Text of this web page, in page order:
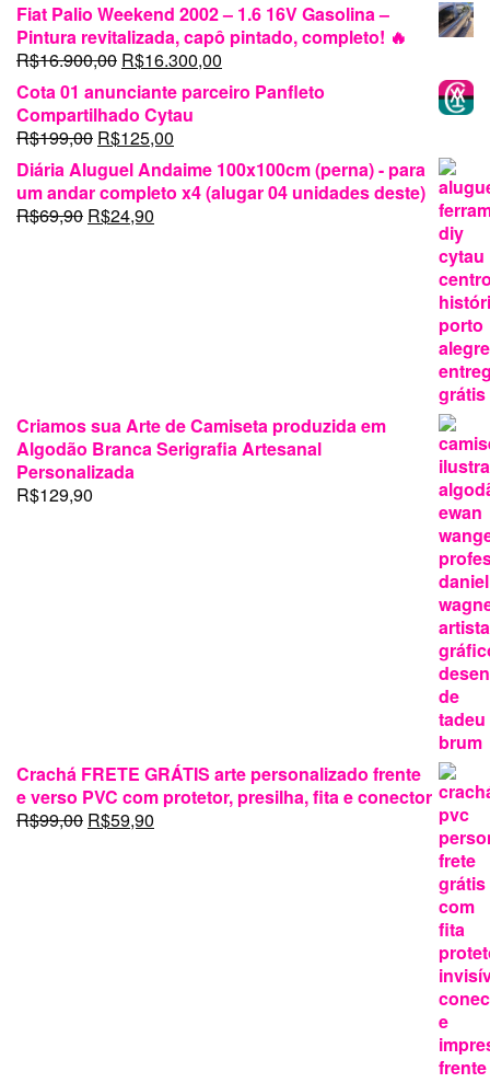
Fiat Palio Weekend 2002 – 1.6 16V Gasolina –
Pintura revitalizada, capô pintado, completo! 🔥
R$16.900,00 O
preço
original
era:
R$16.900,00.
R$16.300,00O
preço
atual
Cota 01 anunciante parceiro Panfleto
Compartilhado Cytau
R$199,00 O
preço
original
era:
R$199,00.
R$125,00O
preço
atual
é:
Diária Aluguel Andaime 100x100cm (perna) - para
um andar completo x4 (alugar 04 unidades deste)
R$69,90 O
R$24,90O
Criamos sua Arte de Camiseta produzida em
Algodão Branca Serigrafia Artesanal
Personalizada
R$129,90
Crachá FRETE GRÁTIS arte personalizado frente
e verso PVC com protetor, presilha, fita e conector
R$99,00 O
R$59,90O